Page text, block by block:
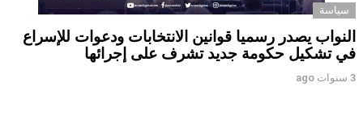
سياسة
النواب يصدر رسميا قوانين الانتخابات ودعوات للإسراع
في تشكيل حكومة جديد تشرف على إجرائها
3 سنوات ago